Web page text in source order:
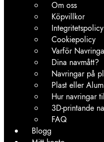
Om oss
Köpvillkor
Integritetspolicy
Cookiepolicy
Varför
Dina navmått?
Navringar på
Plast eller
Hur navringar
3D-printande
FAQ
Blogg